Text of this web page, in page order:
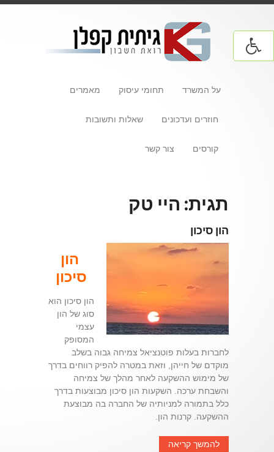
על המשרד תחומי עיסוק מאמרים
חוזרים ועדכונים שאלות ותשובות
קורסים צור קשר
תגית: היי טק
הון סיכון
הון
סיכון
הון סיכון הוא
סוג של הון
עצמי
המסופק
לחברות בעלות פוטנציאל צמיחה גבוה בשלב
מוקדם של חייהן, וזאת במטרה להפיק רווחים בדרך
של מימוש ההשקעה לאחר מהלך של צמיחה
והשבחת ערכה. השקעות הון סיכון מבוצעות בדרך
כלל בתמורה למניותיה של החברה בה מבוצעת
ההשקעה. קרנות הון.
להמשך קריאה